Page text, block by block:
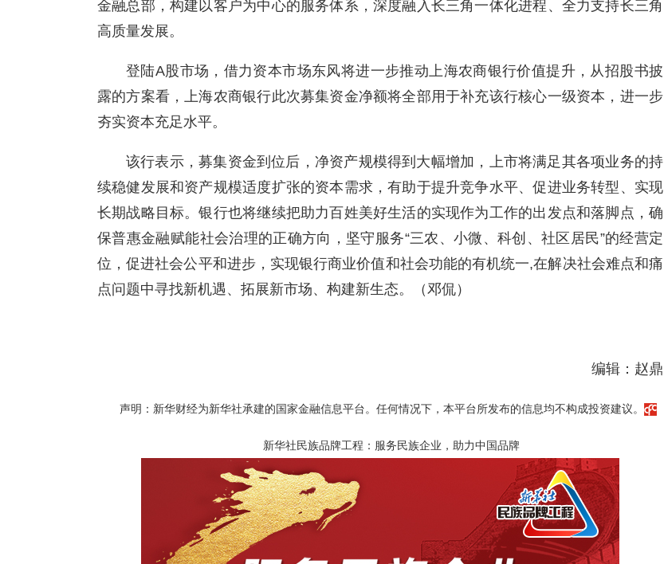
金融总部，构建以客户为中心的服务体系，深度融入长三角一体化进程、全力支持长三角
高质量发展。
登陆A股市场，借力资本市场东风将进一步推动上海农商银行价值提升，从招股书披
露的方案看，上海农商银行此次募集资金净额将全部用于补充该行核心一级资本，进一步
夯实资本充足水平。
该行表示，募集资金到位后，净资产规模得到大幅增加，上市将满足其各项业务的持
续稳健发展和资产规模适度扩张的资本需求，有助于提升竞争水平、促进业务转型、实现
长期战略目标。银行也将继续把助力百姓美好生活的实现作为工作的出发点和落脚点，确
保普惠金融赋能社会治理的正确方向，坚守服务“三农、小微、科创、社区居民”的经营定
位，促进社会公平和进步，实现银行商业价值和社会功能的有机统一,在解决社会难点和痛
点问题中寻找新机遇、拓展新市场、构建新生态。（邓侃）
编辑：赵鼎
声明：新华财经为新华社承建的国家金融信息平台。任何情况下，本平台所发布的信息均不构成投资建议。
新华社民族品牌工程：服务民族企业，助力中国品牌